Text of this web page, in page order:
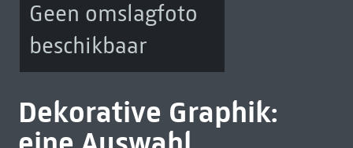
Geen omslagfoto
beschikbaar
Dekorative Graphik: